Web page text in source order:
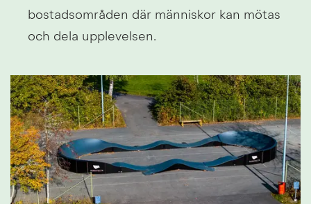
bostadsområden där människor kan mötas
och dela upplevelsen.